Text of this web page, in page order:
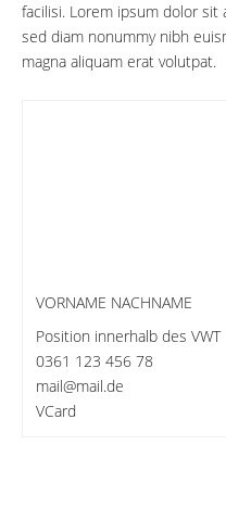
facilisi. Lorem ipsum dolor
sed diam nonummy nibh
magna aliquam erat volutpat.
VORNAME NACHNAME
Position innerhalb des VWT
0361 123 456 78
mail@mail.de
VCard